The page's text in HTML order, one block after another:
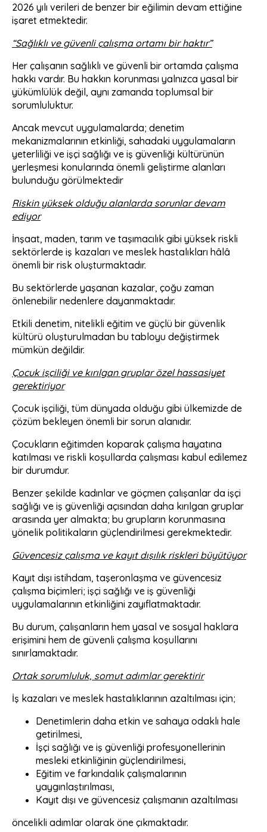
2026 yılı verileri de benzer bir eğilimin devam ettiğine
işaret etmektedir.
“Sağlıklı ve güvenli çalışma ortamı bir haktır”
Her çalışanın sağlıklı ve güvenli bir ortamda çalışma
hakkı vardır. Bu hakkın korunması yalnızca yasal bir
yükümlülük değil, aynı zamanda toplumsal bir
sorumluluktur.
Ancak mevcut uygulamalarda; denetim
mekanizmalarının etkinliği, sahadaki uygulamaların
yeterliliği ve işçi sağlığı ve iş güvenliği kültürünün
yerleşmesi konularında önemli geliştirme alanları
bulunduğu görülmektedir
Riskin yüksek olduğu alanlarda sorunlar devam
ediyor
İnşaat, maden, tarım ve taşımacılık gibi yüksek riskli
sektörlerde iş kazaları ve meslek hastalıkları hâlâ
önemli bir risk oluşturmaktadır.
Bu sektörlerde yaşanan kazalar, çoğu zaman
önlenebilir nedenlere dayanmaktadır.
Etkili denetim, nitelikli eğitim ve güçlü bir güvenlik
kültürü oluşturulmadan bu tabloyu değiştirmek
mümkün değildir.
Çocuk işçiliği ve kırılgan gruplar özel hassasiyet
gerektiriyor
Çocuk işçiliği, tüm dünyada olduğu gibi ülkemizde de
çözüm bekleyen önemli bir sorun alanıdır.
Çocukların eğitimden koparak çalışma hayatına
katılması ve riskli koşullarda çalışması kabul edilemez
bir durumdur.
Benzer şekilde kadınlar ve göçmen çalışanlar da işçi
sağlığı ve iş güvenliği açısından daha kırılgan gruplar
arasında yer almakta; bu grupların korunmasına
yönelik politikaların güçlendirilmesi gerekmektedir.
Güvencesiz çalışma ve kayıt dışılık riskleri büyütüyor
Kayıt dışı istihdam, taşeronlaşma ve güvencesiz
çalışma biçimleri; işçi sağlığı ve iş güvenliği
uygulamalarının etkinliğini zayıflatmaktadır.
Bu durum, çalışanların hem yasal ve sosyal haklara
erişimini hem de güvenli çalışma koşullarını
sınırlamaktadır.
Ortak sorumluluk, somut adımlar gerektirir
İş kazaları ve meslek hastalıklarının azaltılması için;
Denetimlerin daha etkin ve sahaya odaklı hale
getirilmesi,
İşçi sağlığı ve iş güvenliği profesyonellerinin
mesleki etkinliğinin güçlendirilmesi,
Eğitim ve farkındalık çalışmalarının
yaygınlaştırılması,
Kayıt dışı ve güvencesiz çalışmanın azaltılması
öncelikli adımlar olarak öne çıkmaktadır.